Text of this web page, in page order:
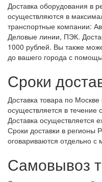
Доставка оборудования в
осуществляются в
транспортные компании:
Деловые линии, ПЭК.
1000 рублей. Вы также
до вашего города с
Сроки
Доставка товара по
осуществляется в течение
Доставка осуществляется
Сроки доставки в регионы
оговариваются отдельно
Самовывоз